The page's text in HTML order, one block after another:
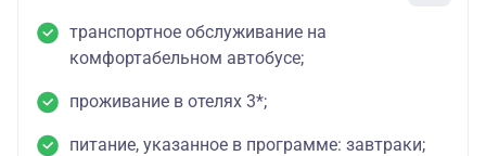
транспортное обслуживание на
комфортабельном автобусе;
проживание в отелях 3*;
питание, указанное в программе: завтраки;